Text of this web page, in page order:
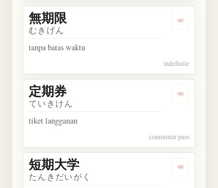
Dengarkan
無期限
むきげん
tanpa batas waktu
indefinite
Dengarkan
定期券
ていきけん
tiket langganan
commuter pass
Dengarkan
短期大学
たんきだいがく